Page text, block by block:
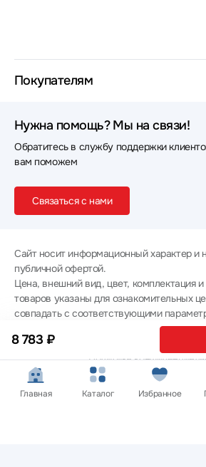
8 783 ₽
Покупателям
Нужна помощь? Мы на связи!
Обратитесь в службу поддержки
вам поможем
Связаться с нами
Сайт носит информационный характер и
публичной офертой.
Цена, внешний вид, цвет, комплектация и
товаров указаны для ознакомительных
совпадать с соответствующими
товаров - уточняйте информацию у
оформлении заказа.
Политика
© 2012 — 2026 ООО «Эпл
Главная Каталог Избранное